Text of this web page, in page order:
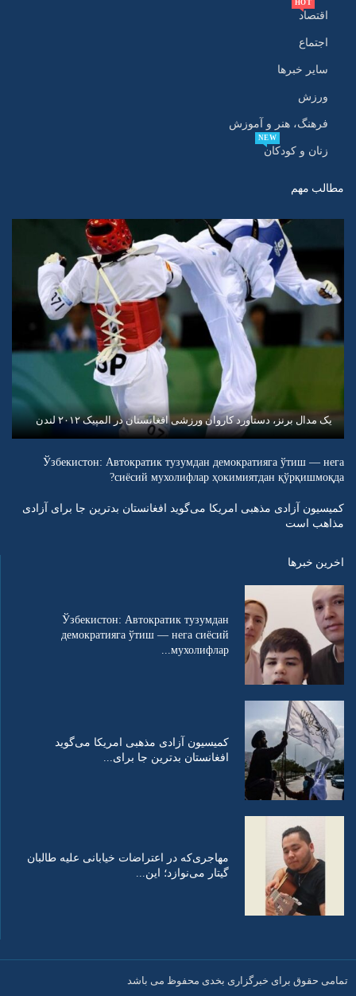
اقتصاد
HOT
اجتماع
سایر خبرها
ورزش
فرهنگ، هنر و آموزش
زنان و کودکان
NEW
مطالب مهم
یک مدال برنز، دستاورد کاروان ورزشی افغانستان در المپیک ۲۰۱۲ لندن
Ўзбекистон: Автократик тузумдан демократияга ўтиш — нега
сиёсий мухолифлар ҳокимиятдан қўрқишмоқда?
کمیسیون آزادی مذهبی امریکا می‌گوید افغانستان بدترین جا برای آزادی
مذاهب است
اخرین خبرها
Ўзбекистон: Автократик тузумдан
демократияга ўтиш — нега сиёсий
мухолифлар...
کمیسیون آزادی مذهبی امریکا می‌گوید
افغانستان بدترین جا برای...
مهاجری‌که در اعتراضات خیابانی علیه طالبان
گیتار می‌نوازد؛ این...
تمامی حقوق برای خبرگزاری بخدی محفوظ می باشد